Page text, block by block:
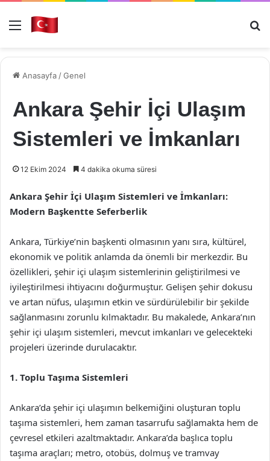
Menü
Anasayfa /Genel
Ankara Şehir İçi Ulaşım
Sistemleri ve İmkanları
12 Ekim 2024 4 dakika okuma süresi
Ankara Şehir İçi Ulaşım Sistemleri ve İmkanları:
Modern Başkentte Seferberlik
Ankara, Türkiye’nin başkenti olmasının yanı sıra, kültürel,
ekonomik ve politik anlamda da önemli bir merkezdir. Bu
özellikleri, şehir içi ulaşım sistemlerinin geliştirilmesi ve
iyileştirilmesi ihtiyacını doğurmuştur. Gelişen şehir dokusu
ve artan nüfus, ulaşımın etkin ve sürdürülebilir bir şekilde
sağlanmasını zorunlu kılmaktadır. Bu makalede, Ankara’nın
şehir içi ulaşım sistemleri, mevcut imkanları ve gelecekteki
projeleri üzerinde durulacaktır.
1. Toplu Taşıma Sistemleri
Ankara’da şehir içi ulaşımın belkemiğini oluşturan toplu
taşıma sistemleri, hem zaman tasarrufu sağlamakta hem de
çevresel etkileri azaltmaktadır. Ankara’da başlıca toplu
taşıma araçları; metro, otobüs, dolmuş ve tramvay